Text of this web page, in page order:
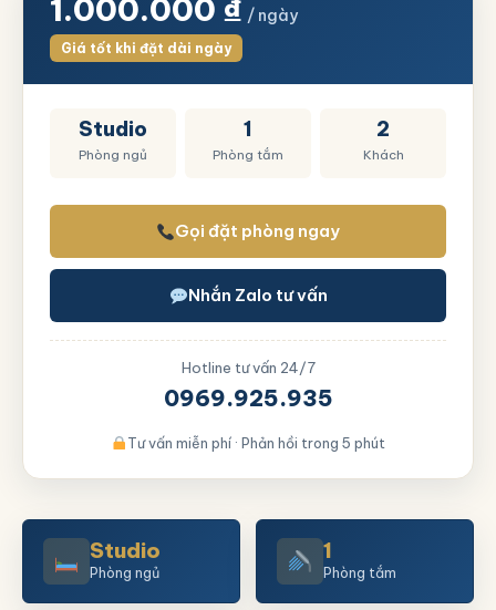
Studio
Phòng ngủ
1
Phòng tắm
1.000.000 ₫ / ngày
Giá tốt khi đặt dài ngày
Studio
Phòng ngủ
1
Phòng tắm
2
Khách
Gọi đặt phòng ngay
Nhắn Zalo tư vấn
Hotline tư vấn 24/7
0969.925.935
Tư vấn miễn phí · Phản hồi trong 5 phút